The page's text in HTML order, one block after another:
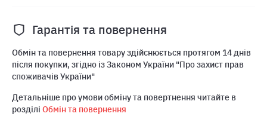
Гарантія та повернення
Обмін та повернення товару здійснюється протягом 14 днів
після покупки, згідно із Законом України "Про захист прав
споживачів України"
Детальніше про умови обміну та повертнення читайте в
розділі Обмін та повернення